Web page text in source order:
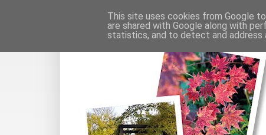
This site uses cookies from Google
are shared with Google along with
statistics, and to detect and address